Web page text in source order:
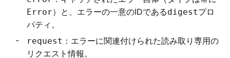
Error）と、エラーの一意のIDであるdigestプロ
パティ。
request ：エラーに関連付けられた読み取り専用の
リクエスト情報。